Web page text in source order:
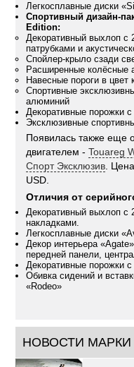
Легкосплавные диски
Спортивный дизайн-
Edition:
Декоративный выхлоп
патрубками и
Спойлер-крыло сзади
Расширенные колёсные
Навесные пороги в цвет
Спортивные
алюминий
Декоративные порожки
Эксклюзивные
Появилась также еще
двигателем -Touareg
Спорт Эксклюзив .
USD.
Отличия от
Декоративный выхлоп с
накладками.
Легкосплавные диски
Декор интерьера
передней панели,
Декоративные порожки
Обивка сидений и
«Rodeo»
НОВОСТИ МАРКИ